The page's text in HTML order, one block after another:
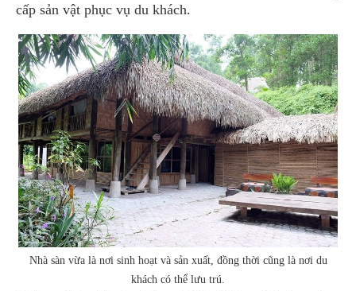
cấp sản vật phục vụ du khách.
Nhà sàn vừa là nơi sinh hoạt và sản xuất, đồng thời cũng là nơi du
khách có thể lưu trú.